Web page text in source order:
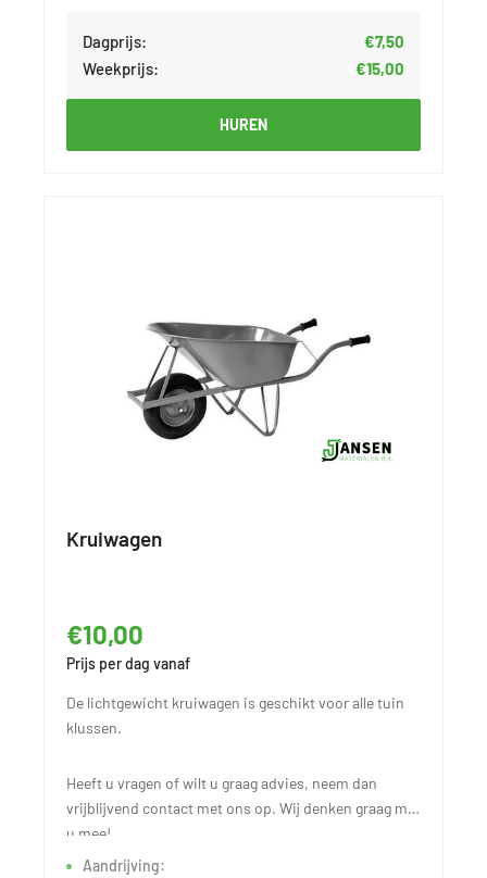
Dagprijs:
€7,50
Weekprijs:
€15,00
HUREN
Kruiwagen
Prijs per dag vanaf
€10,00
De lichtgewicht kruiwagen is geschikt voor alle tuin
klussen.
Heeft u vragen of wilt u graag advies, neem dan
vrijblijvend contact met ons op. Wij denken graag met
u mee!
Aandrijving: